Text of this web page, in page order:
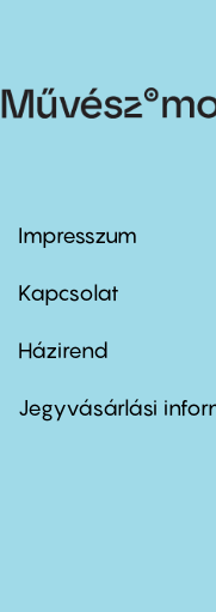
Footer
first
Impresszum
Kapcsolat
Footer
second
Házirend
Jegyvásárlási